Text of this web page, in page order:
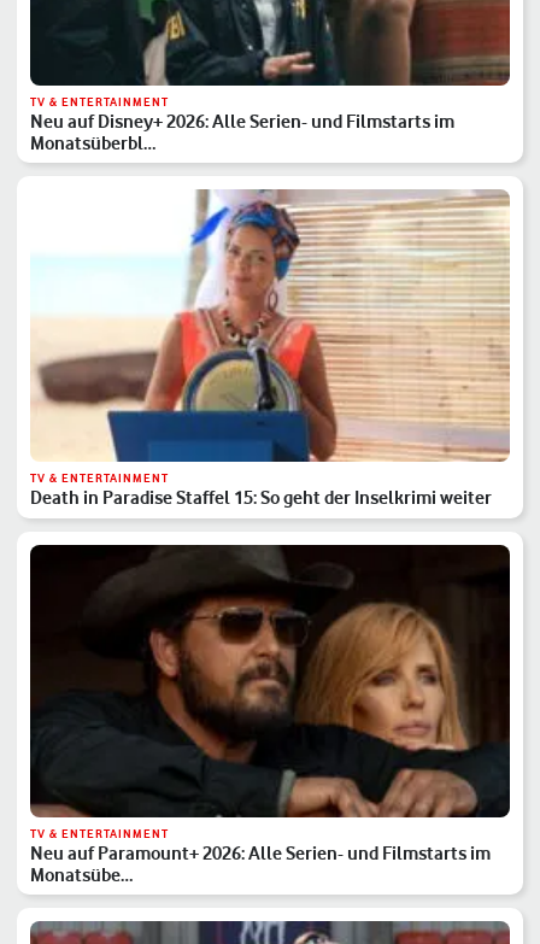
TV & ENTERTAINMENT
Neu auf Disney+ 2026: Alle Serien- und Filmstarts im
Monatsüberbl…
TV & ENTERTAINMENT
Death in Paradise Staffel 15: So geht der Inselkrimi weiter
TV & ENTERTAINMENT
Neu auf Paramount+ 2026: Alle Serien- und Filmstarts im
Monatsübe…